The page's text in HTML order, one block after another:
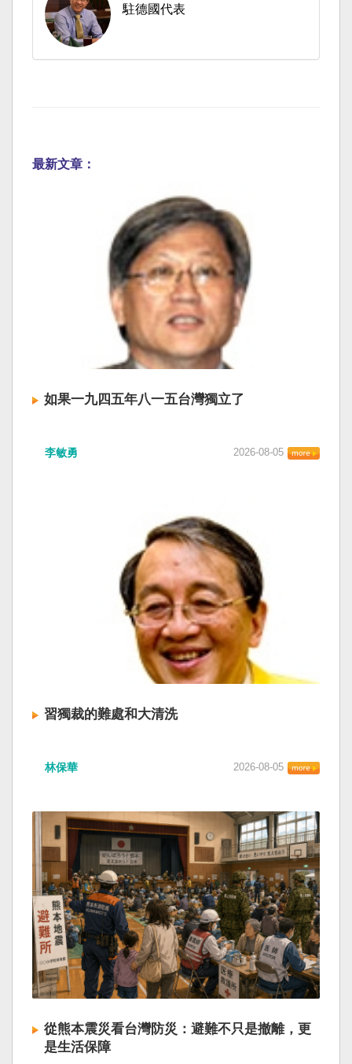
駐德國代表
最新文章：
如果一九四五年八一五台灣獨立了
李敏勇 2026-08-05
習獨裁的難處和大清洗
林保華 2026-08-05
從熊本震災看台灣防災：避難不只是撤離，更
是生活保障